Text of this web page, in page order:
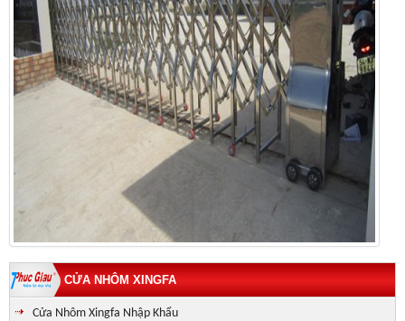
CỬA NHÔM XINGFA
Cửa Nhôm Xingfa Nhập Khẩu